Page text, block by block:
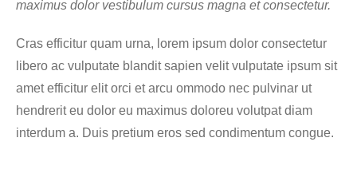
maximus dolor vestibulum cursus magna et consectetur.
Cras efficitur quam urna, lorem ipsum dolor consectetur
libero ac vulputate blandit sapien velit vulputate ipsum sit
amet efficitur elit orci et arcu ommodo nec pulvinar ut
hendrerit eu dolor eu maximus doloreu volutpat diam
interdum a. Duis pretium eros sed condimentum congue.